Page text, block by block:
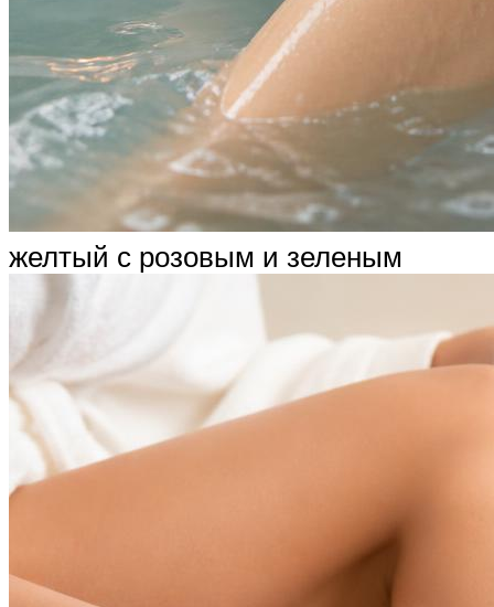
желтый с розовым и зеленым